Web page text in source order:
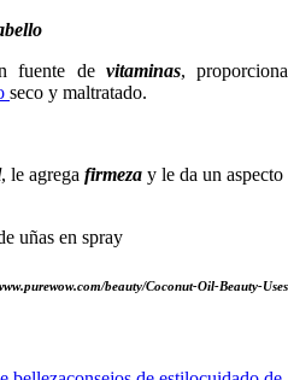
fuente de vitaminas, proporciona
seco y maltratado.
, le agrega firmeza y le da un aspecto
uñas en spray
beauty/Coconut-Oil-Beauty-Uses